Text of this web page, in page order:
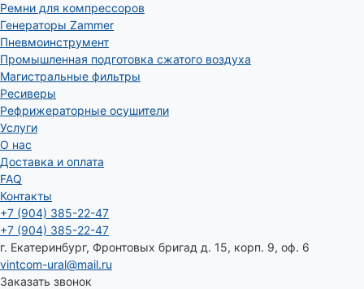
Ремни для компрессоров
Генераторы Zammer
Пневмоинструмент
Промышленная подготовка сжатого воздуха
Магистральные фильтры
Ресиверы
Рефрижераторные осушители
Услуги
О нас
Доставка и оплата
FAQ
Контакты
+7 (904) 385-22-47
+7 (904) 385-22-47
г. Екатеринбург, Фронтовых бригад д. 15, корп. 9, оф. 6
vintcom-ural@mail.ru
Заказать звонок